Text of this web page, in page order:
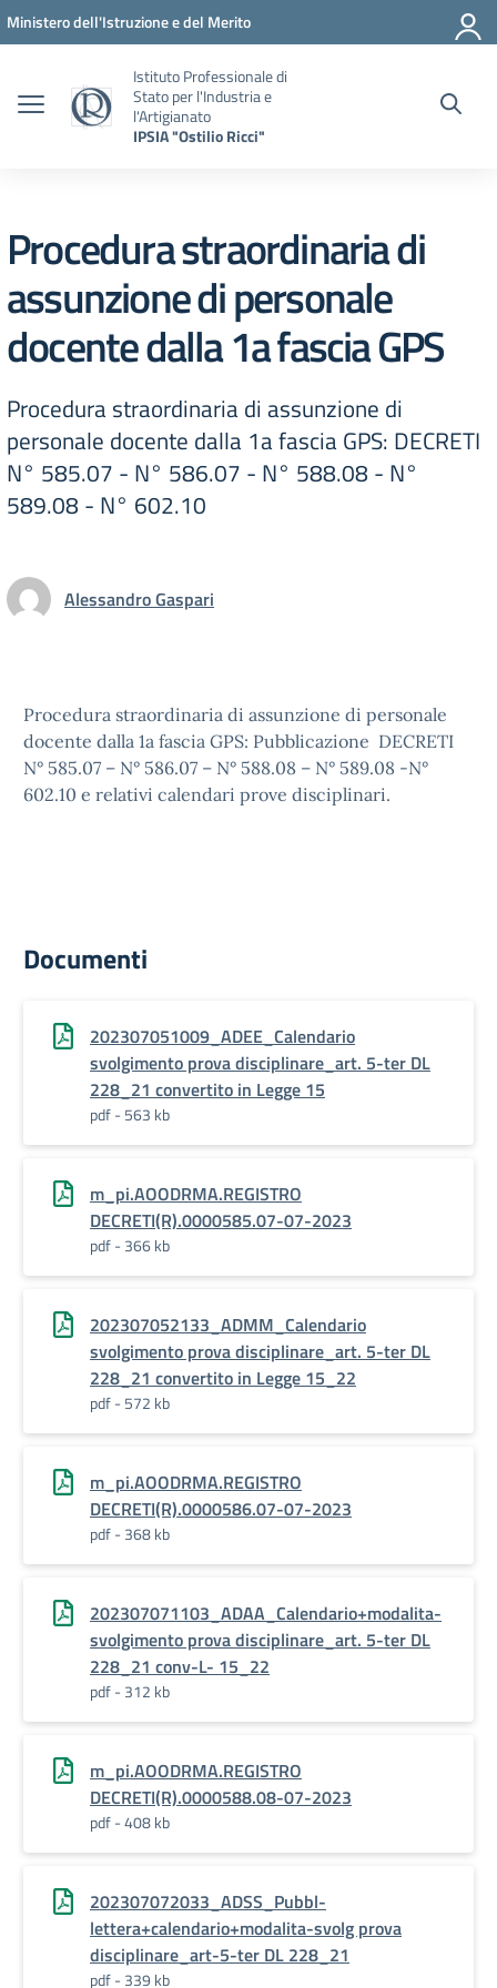
Vai ai contenuti
Vai al menu di navigazione
Vai al footer
Ministero dell'Istruzione e del Merito
Istituto Professionale di
Stato per l'Industria e
l'Artigianato
IPSIA "Ostilio Ricci"
Procedura straordinaria di
assunzione di personale
docente dalla 1a fascia GPS
Procedura straordinaria di assunzione di
personale docente dalla 1a fascia GPS: DECRETI
N° 585.07 - N° 586.07 - N° 588.08 - N°
589.08 - N° 602.10
Alessandro Gaspari
Procedura straordinaria di assunzione di personale
docente dalla 1a fascia GPS: Pubblicazione DECRETI
N° 585.07 – N° 586.07 – N° 588.08 – N° 589.08 -N°
602.10 e relativi calendari prove disciplinari.
Documenti
202307051009_ADEE_Calendario
svolgimento prova disciplinare_art. 5-ter DL
228_21 convertito in Legge 15
pdf - 563 kb
m_pi.AOODRMA.REGISTRO
DECRETI(R).0000585.07-07-2023
pdf - 366 kb
202307052133_ADMM_Calendario
svolgimento prova disciplinare_art. 5-ter DL
228_21 convertito in Legge 15_22
pdf - 572 kb
m_pi.AOODRMA.REGISTRO
DECRETI(R).0000586.07-07-2023
pdf - 368 kb
202307071103_ADAA_Calendario+modalita-
svolgimento prova disciplinare_art. 5-ter DL
228_21 conv-L- 15_22
pdf - 312 kb
m_pi.AOODRMA.REGISTRO
DECRETI(R).0000588.08-07-2023
pdf - 408 kb
202307072033_ADSS_Pubbl-
lettera+calendario+modalita-svolg prova
disciplinare_art-5-ter DL 228_21
pdf - 339 kb